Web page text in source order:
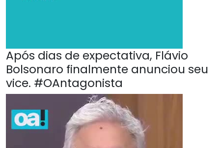
Após dias de expectativa, Flávio
Bolsonaro finalmente anunciou seu
vice. #OAntagonista